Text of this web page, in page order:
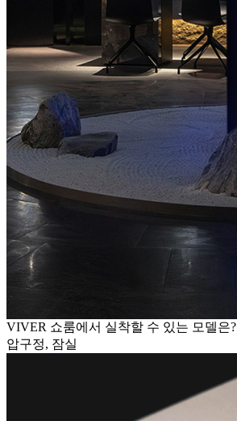
VIVER 쇼룸에서 실착할 수 있는 모델은?
압구정, 잠실